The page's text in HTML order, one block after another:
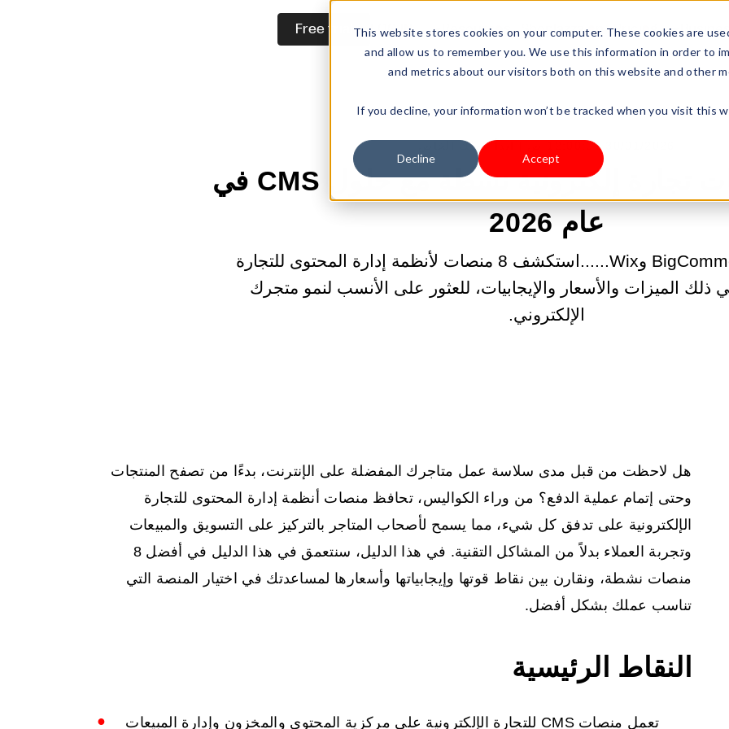
This website stores cookies on your computer. These cookies are
and allow us to remember you. We use this information in order to
and metrics about our visitors both on this website and other
If you decline, your information won’t be tracked when you visit this
Accept
Decline
Pricing
Shoplazza.cn
Resources
LOG IN
Free trial
ابدأ عملك الخاص
أفضل 8 منصات تجارة إلكترونية نشطة مع حلول CMS في
عام 2026
Shoplazza وBigCommerce وWix......استكشف 8 منصات لأنظمة إدارة المحتوى للتجارة
في ذلك الميزات والأسعار والإيجابيات، للعثور على الأنسب لنمو متجرك
الإلكتروني.
هل لاحظت من قبل مدى سلاسة عمل متاجرك المفضلة على الإنترنت، بدءًا من تصفح المنتجات
وحتى إتمام عملية الدفع؟ من وراء الكواليس، تحافظ منصات أنظمة إدارة المحتوى للتجارة
الإلكترونية على تدفق كل شيء، مما يسمح لأصحاب المتاجر بالتركيز على التسويق والمبيعات
وتجربة العملاء بدلاً من المشاكل التقنية. في هذا الدليل، سنتعمق في هذا الدليل في أفضل 8
منصات نشطة، ونقارن بين نقاط قوتها وإيجابياتها وأسعارها لمساعدتك في اختيار المنصة التي
تناسب عملك بشكل أفضل.
النقاط الرئيسية
تعمل منصات CMS للتجارة الإلكترونية على مركزية المحتوى والمخزون وإدارة المبيعات